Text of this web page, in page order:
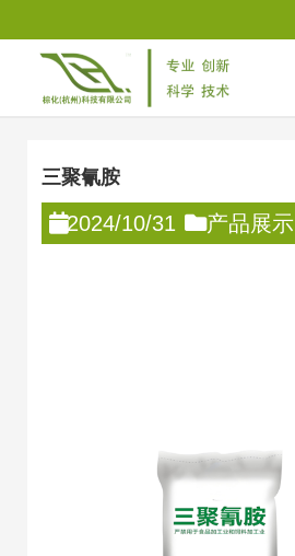
首页/产品展示 /三聚氰胺
三聚氰胺
2024/10/31 产品展示